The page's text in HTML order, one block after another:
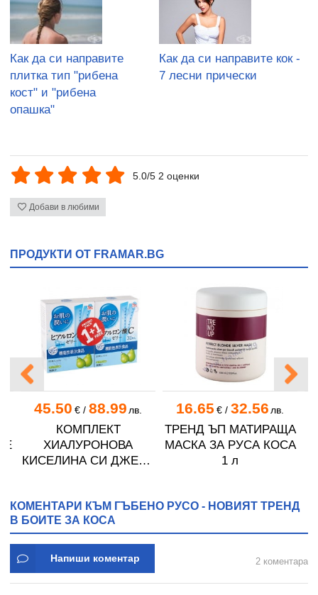
Как да си направите
плитка тип "рибена
кост" и "рибена
опашка"
Как да си направите кок -
7 лесни прически
5.0/5 2 оценки
Добави в любими
ПРОДУКТИ ОТ FRAMAR.BG
45.50 €/ 88.99 лв.
КОМПЛЕКТ
ХИАЛУРОНОВА
КИСЕЛИНА СИ ДЖЕЛИ
16.65 €/ 32.56 лв.
ТРЕНД ЪП МАТИРАЩА
МАСКА ЗА РУСА КОСА
1 л
КОМЕНТАРИ КЪМ ГЪБЕНО РУСО - НОВИЯТ ТРЕНД
В БОИТЕ ЗА КОСА
Напиши коментар 2 коментара